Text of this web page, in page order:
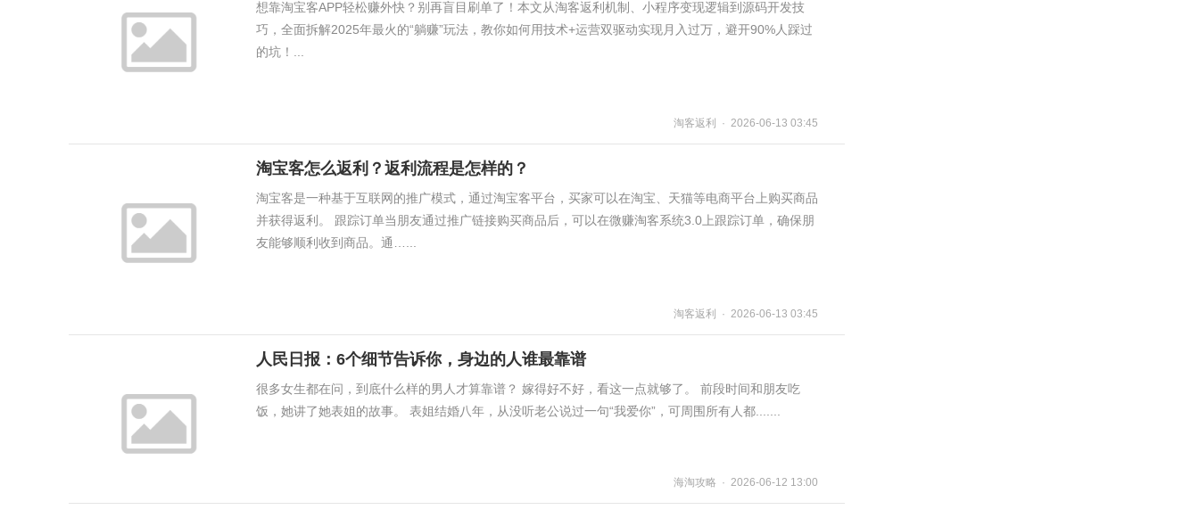
想靠淘宝客APP轻松赚外快？别再盲目刷单了！本文从淘客返利机制、小程序变现逻辑到源码开发技
巧，全面拆解2025年最火的“躺赚”玩法，教你如何用技术+运营双驱动实现月入过万，避开90%人踩过
的坑！...
淘客返利 · 2026-06-13 03:45
淘宝客怎么返利？返利流程是怎样的？
淘宝客是一种基于互联网的推广模式，通过淘宝客平台，买家可以在淘宝、天猫等电商平台上购买商品
并获得返利。 跟踪订单当朋友通过推广链接购买商品后，可以在微赚淘客系统3.0上跟踪订单，确保朋
友能够顺利收到商品。通…...
淘客返利 · 2026-06-13 03:45
人民日报：6个细节告诉你，身边的人谁最靠谱
很多女生都在问，到底什么样的男人才算靠谱？ 嫁得好不好，看这一点就够了。 前段时间和朋友吃
饭，她讲了她表姐的故事。 表姐结婚八年，从没听老公说过一句“我爱你”，可周围所有人都.......
海淘攻略 · 2026-06-12 13:00